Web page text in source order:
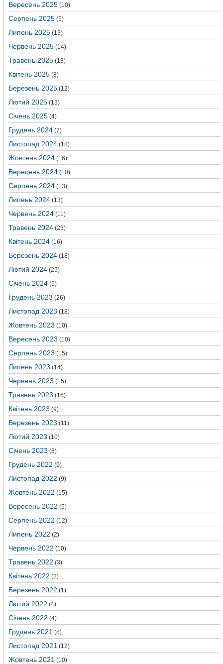
Вересень 2025 (10)
Серпень 2025 (5)
Липень 2025 (13)
Червень 2025 (14)
Травень 2025 (18)
Квітень 2025 (8)
Березень 2025 (12)
Лютий 2025 (13)
Січень 2025 (4)
Грудень 2024 (7)
Листопад 2024 (18)
Жовтень 2024 (16)
Вересень 2024 (10)
Серпень 2024 (13)
Липень 2024 (13)
Червень 2024 (11)
Травень 2024 (23)
Квітень 2024 (16)
Березень 2024 (18)
Лютий 2024 (25)
Січень 2024 (5)
Грудень 2023 (26)
Листопад 2023 (18)
Жовтень 2023 (10)
Вересень 2023 (10)
Серпень 2023 (15)
Липень 2023 (14)
Червень 2023 (15)
Травень 2023 (16)
Квітень 2023 (9)
Березень 2023 (11)
Лютий 2023 (10)
Січень 2023 (8)
Грудень 2022 (9)
Листопад 2022 (9)
Жовтень 2022 (15)
Вересень 2022 (5)
Серпень 2022 (12)
Липень 2022 (2)
Червень 2022 (10)
Травень 2022 (3)
Квітень 2022 (2)
Березень 2022 (1)
Лютий 2022 (4)
Січень 2022 (4)
Грудень 2021 (8)
Листопад 2021 (12)
Жовтень 2021 (10)